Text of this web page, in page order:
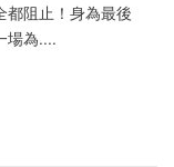
都阻止！身為最後
場為....